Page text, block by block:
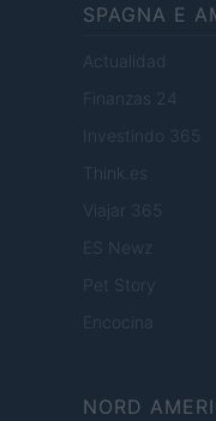
SPAGNA E
Actualidad
Finanzas 24
Investindo 365
Think.es
Viajar 365
ES Newz
Pet Story
Encocina
NORD